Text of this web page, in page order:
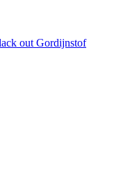
out Gordijnstof